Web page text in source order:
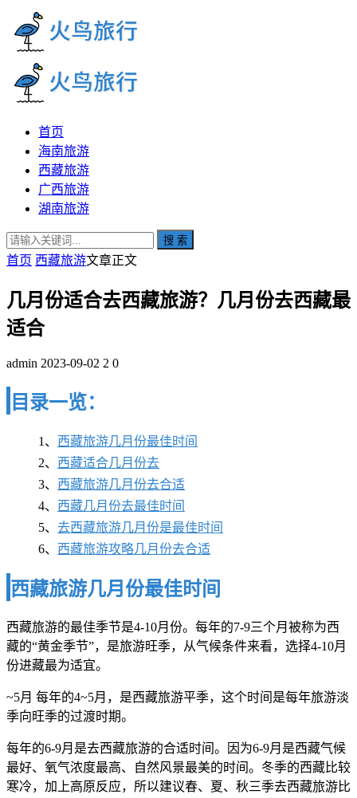
首页
海南旅游
西藏旅游
广西旅游
湖南旅游
搜 索
首页 西藏旅游文章正文
几月份适合去西藏旅游？几月份去西藏最
适合
admin 2023-09-02 2 0
目录一览：
1、 西藏旅游几月份最佳时间
2、 西藏适合几月份去
3、 西藏旅游几月份去合适
4、 西藏几月份去最佳时间
5、 去西藏旅游几月份是最佳时间
6、 西藏旅游攻略几月份去合适
西藏旅游几月份最佳时间
西藏旅游的最佳季节是4-10月份。每年的7-9三个月被称为西
藏的“黄金季节”，是旅游旺季，从气候条件来看，选择4-10月
份进藏最为适宜。
~5月 每年的4~5月，是西藏旅游平季，这个时间是每年旅游淡
季向旺季的过渡时期。
每年的6-9月是去西藏旅游的合适时间。因为6-9月是西藏气候
最好、氧气浓度最高、自然风景最美的时间。冬季的西藏比较
寒冷，加上高原反应，所以建议春、夏、秋三季去西藏旅游比